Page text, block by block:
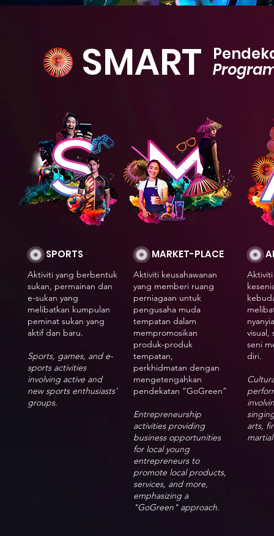
SMART
SPORTS
Aktiviti yang berbentuk
sukan, permainan dan
e-sukan yang
melibatkan kumpulan
peminat sukan yang
aktif dan baru.
Sports, games, and e-
sports activities
involving active and
new sports enthusiasts'
groups.
MARKET-PLACE
Aktiviti keusahawanan
yang memberi ruang
perniagaan untuk
pengusaha muda
tempatan dalam
mempromosikan
produk-produk
tempatan,
perkhidmatan dengan
mengetengahkan
pendekatan “GoGreen”
Entrepreneurship
activities providing
business opportunities
for local young
entrepreneurs to
promote local products,
services, and more,
emphasizing a
"GoGreen" approach.
visual,
seni
diri.
arts,